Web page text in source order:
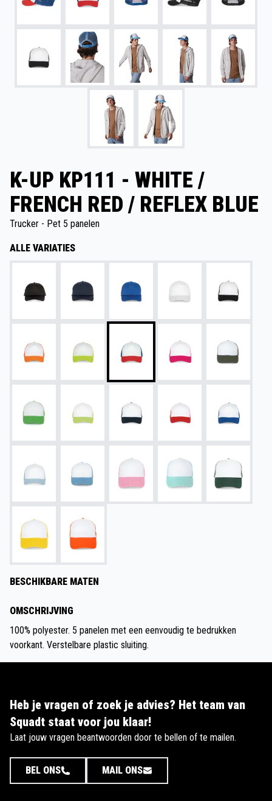
K-UP KP111 - WHITE /
FRENCH RED / REFLEX BLUE
Trucker - Pet 5 panelen
ALLE VARIATIES
BESCHIKBARE MATEN
OMSCHRIJVING
100% polyester. 5 panelen met een eenvoudig te bedrukken
voorkant. Verstelbare plastic sluiting.
Heb je vragen of zoek je advies? Het team van
Squadt staat voor jou klaar!
Laat jouw vragen beantwoorden door te bellen of te mailen.
BEL ONS MAIL ONS